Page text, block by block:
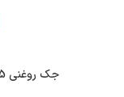
جک روغنی 15 تن مگا